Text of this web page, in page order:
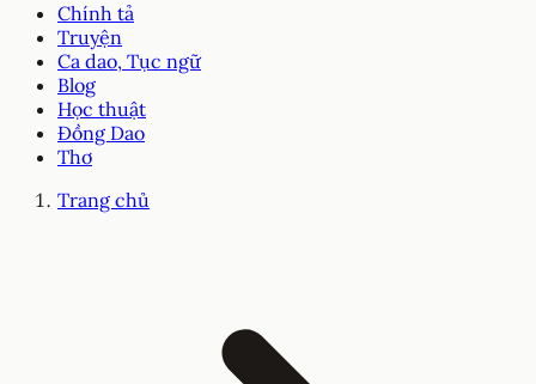
Chính tả
Truyện
Ca dao, Tục ngữ
Blog
Học thuật
Đồng Dao
Thơ
Trang chủ